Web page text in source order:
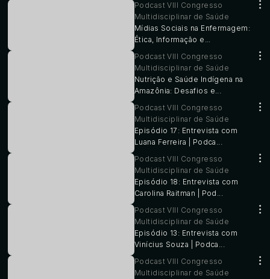
Podcast VIII Congresso
Multidisciplinar de Saúde
Mídias Sociais na Enfermagem:
Ética, Informação e...
Podcast VIII Congresso
Multidisciplinar de Saúde
Nutrição e Saúde Indígena na
Amazônia: Desafios e...
Podcast VIII Congresso
Multidisciplinar de Saúde
Episódio 17: Entrevista com
Luana Ferreira | Podca...
Podcast VIII Congresso
Multidisciplinar de Saúde
Episódio 18: Entrevista com
Carolina Raitman | Pod...
Podcast VIII Congresso
Multidisciplinar de Saúde
Episódio 13: Entrevista com
Vinícius Souza | Podca...
Podcast VIII Congresso
Multidisciplinar de Saúde